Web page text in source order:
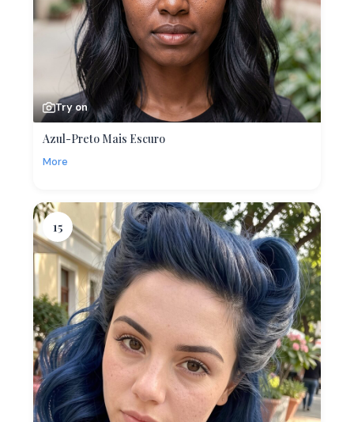
Try on
Azul-Preto Mais Escuro
More
15